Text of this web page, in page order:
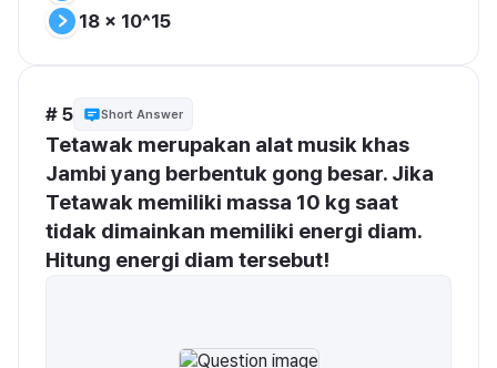
18 x 10^15
# 5 Short Answer
Tetawak merupakan alat musik khas
Jambi yang berbentuk gong besar. Jika
Tetawak memiliki massa 10 kg saat
tidak dimainkan memiliki energi diam.
Hitung energi diam tersebut!